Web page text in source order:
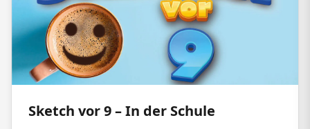
Sketch vor 9 – In der Schule